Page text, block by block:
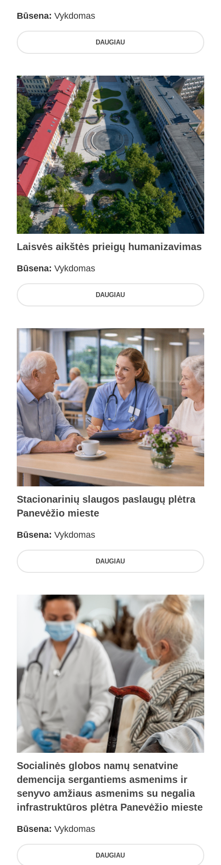
Būsena: Vykdomas
DAUGIAU
Laisvės aikštės prieigų humanizavimas
Būsena: Vykdomas
DAUGIAU
Stacionarinių slaugos paslaugų plėtra
Panevėžio mieste
Būsena: Vykdomas
DAUGIAU
Socialinės globos namų senatvine
demencija sergantiems asmenims ir
senyvo amžiaus asmenims su negalia
infrastruktūros plėtra Panevėžio mieste
Būsena: Vykdomas
DAUGIAU